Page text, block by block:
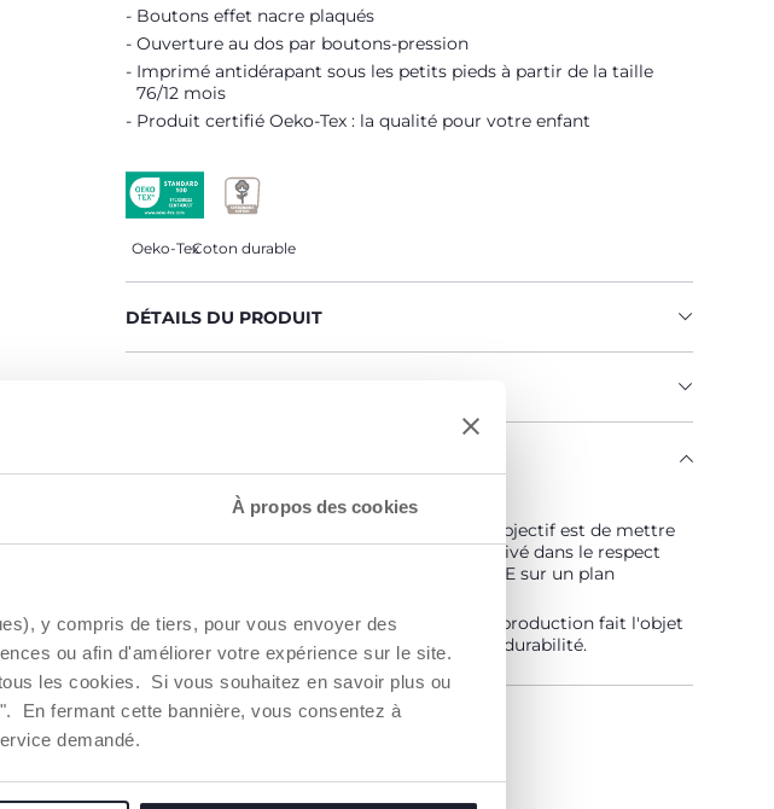
À propos des cookies
y compris de tiers, pour vous envoyer des
ou afin d'améliorer votre expérience sur le site.
les cookies. Si vous souhaitez en savoir plus ou
En fermant cette bannière, vous consentez à
demandé.
Boutons effet nacre plaqués
Ouverture au dos par boutons-pression
Imprimé antidérapant sous les petits pieds à partir de la taille
76/12 mois
Produit certifié Oeko-Tex : la qualité pour votre enfant
Oeko-TexCoton durable
DÉTAILS DU PRODUIT
Notre coton est… Durable !
Coton cultivé selon un programme dont l'objectif est de mettre
sur le marché des fils certifiés de coton cultivé dans le respect
des principes qui en font un coton DURABLE sur un plan
Toute la chaîne d'approvisionnement et de production fait l'objet
d'une traçabilité et des mêmes mesures de durabilité.
Trouver un Revendeur